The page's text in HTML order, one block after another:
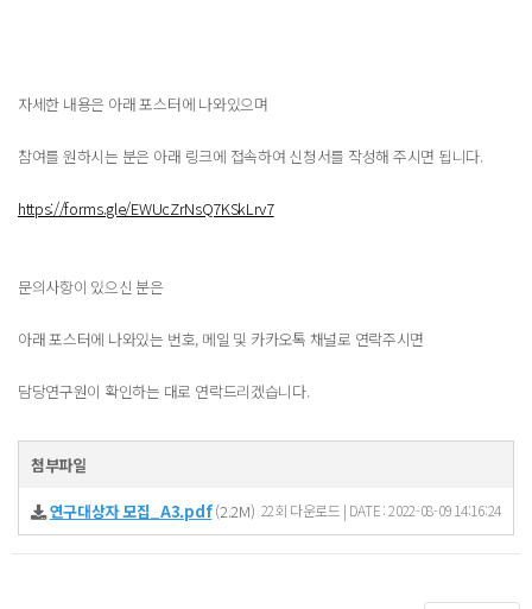
자세한 내용은 아래 포스터에 나와있으며
참여를 원하시는 분은 아래 링크에 접속하여 신청서를 작성해 주시면 됩니다.
https://forms.gle/EWUcZrNsQ7KSkLrv7
문의사항이 있으신 분은
아래 포스터에 나와있는 번호, 메일 및 카카오톡 채널로 연락주시면
담당연구원이 확인하는 대로 연락드리겠습니다.
첨부파일
연구대상자 모집_A3.pdf(2.2M) 22회 다운로드 | DATE : 2022-08-09 14:16:24